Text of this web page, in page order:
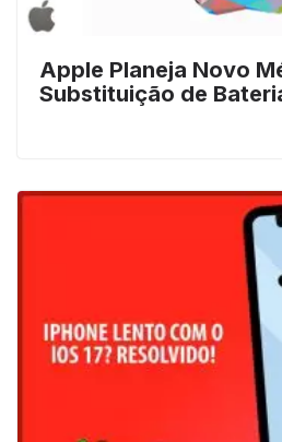
Apple Planeja Novo
Substituição de